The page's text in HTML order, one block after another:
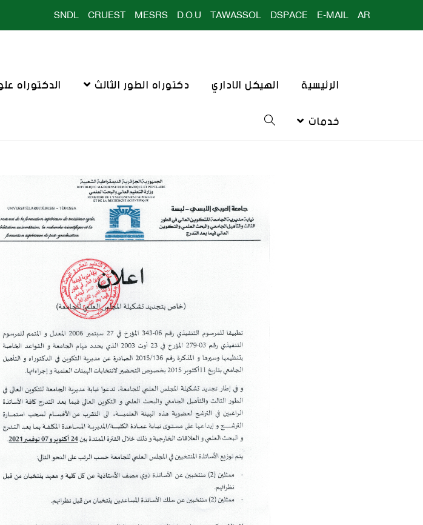
AR
E-MAIL
DSPACE
TAWASSOL
D.O.U
MESRS
CRUEST
SNDL
الرئيسية الهيكل الاداري دكتوراه الطور الثالث الدكتوراه
خدمات